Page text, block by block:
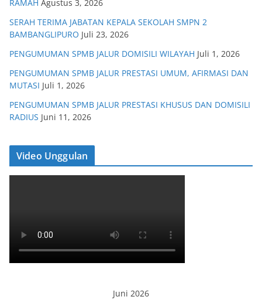
RAMAH Agustus 3, 2026
SERAH TERIMA JABATAN KEPALA SEKOLAH SMPN 2
BAMBANGLIPURO Juli 23, 2026
PENGUMUMAN SPMB JALUR DOMISILI WILAYAH Juli 1, 2026
PENGUMUMAN SPMB JALUR PRESTASI UMUM, AFIRMASI DAN
MUTASI Juli 1, 2026
PENGUMUMAN SPMB JALUR PRESTASI KHUSUS DAN DOMISILI
RADIUS Juni 11, 2026
Video Unggulan
Juni 2026